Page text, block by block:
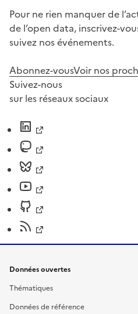
Pour ne rien manquer de
de l’open data, inscrivez-
suivez nos événements.
Abonnez-vousVoir nos
Suivez-nous
sur les réseaux sociaux
Données ouvertes
Thématiques
Données de référence